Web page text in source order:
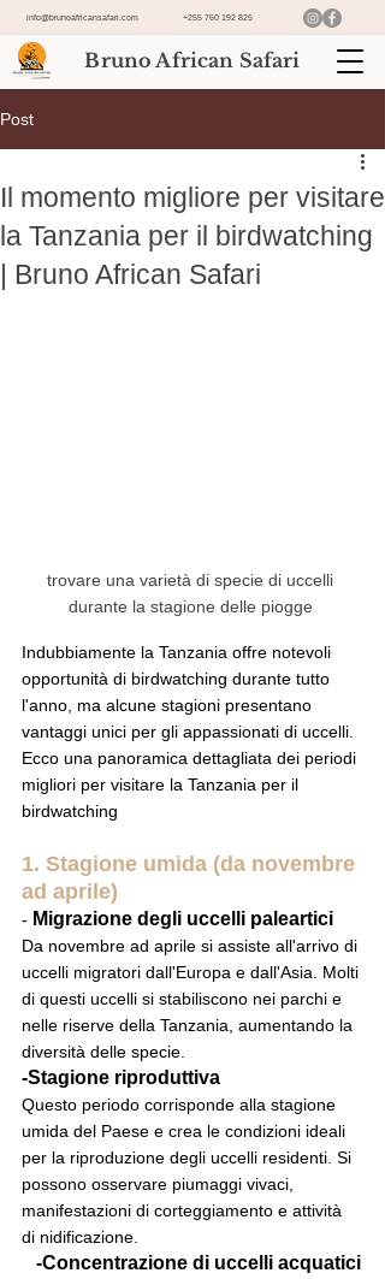
info@brunoafricansafari.com +255 760 192 825
Bruno African Safari
Post
Il momento migliore per visitare
la Tanzania per il birdwatching
| Bruno African Safari
trovare una varietà di specie di uccelli
durante la stagione delle piogge
Indubbiamente la Tanzania offre notevoli
opportunità di birdwatching durante tutto
l'anno, ma alcune stagioni presentano
vantaggi unici per gli appassionati di uccelli.
Ecco una panoramica dettagliata dei periodi
migliori per visitare la Tanzania per il
birdwatching
1. Stagione umida (da novembre
ad aprile)
- Migrazione degli uccelli paleartici
Da novembre ad aprile si assiste all'arrivo di
uccelli migratori dall'Europa e dall'Asia. Molti
di questi uccelli si stabiliscono nei parchi e
nelle riserve della Tanzania, aumentando la
diversità delle specie.
-Stagione riproduttiva
Questo periodo corrisponde alla stagione
umida del Paese e crea le condizioni ideali
per la riproduzione degli uccelli residenti. Si
possono osservare piumaggi vivaci,
manifestazioni di corteggiamento e attività
di nidificazione.
-Concentrazione di uccelli acquatici